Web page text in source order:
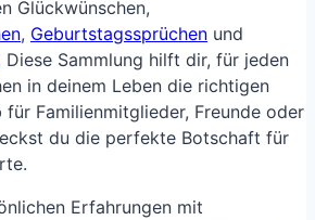
Glückwünschen,
, Geburtstagssprüchen und
Diese Sammlung hilft dir, für jeden
in deinem Leben die richtigen
Familienmitglieder, Freunde oder
du die perfekte Botschaft für
Erfahrungen mit